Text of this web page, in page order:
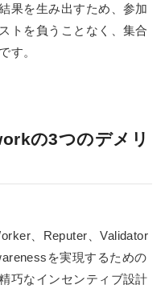
果を生み出すため、参加
トを負うことなく、集合
す。
の3つのデメリ
、Reputer、Validator
を実現するための
巧なインセンティブ設計